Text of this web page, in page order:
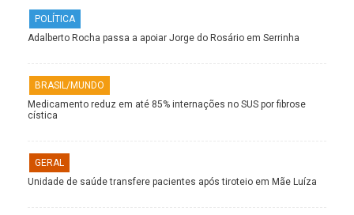
POLÍTICA
Adalberto Rocha passa a apoiar Jorge do Rosário em Serrinha
BRASIL/MUNDO
Medicamento reduz em até 85% internações no SUS por fibrose
cística
GERAL
Unidade de saúde transfere pacientes após tiroteio em Mãe Luíza